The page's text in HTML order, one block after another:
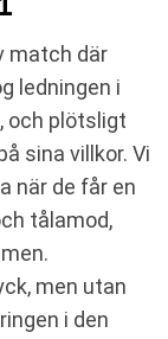
match där
ledningen i
och plötsligt
sina villkor. Vi
när de får en
tålamod,
men utan
i den